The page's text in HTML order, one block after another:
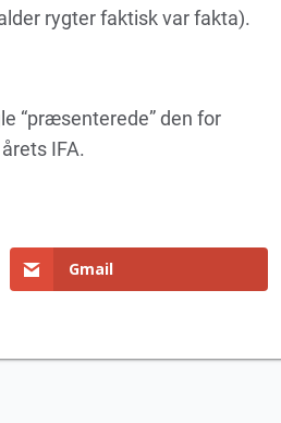
rygter faktisk var fakta).
“præsenterede” den for
IFA.
Gmail